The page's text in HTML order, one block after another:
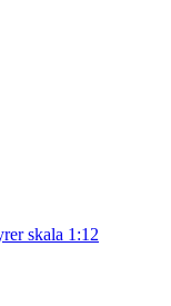
skala 1:12